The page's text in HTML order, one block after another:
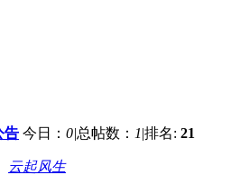
告 今日： 0|总帖数： 1|排名: 21
云起风生